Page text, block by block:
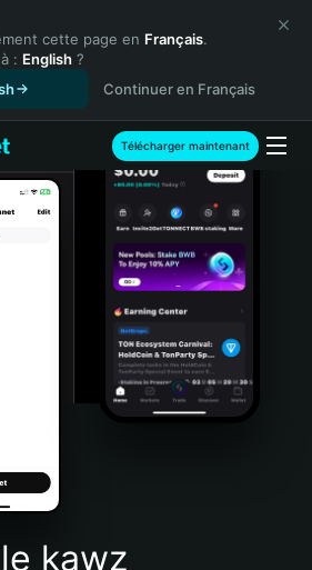
cette page en Français.
: English ?
Continuer en Français
Télécharger maintenant
kawz